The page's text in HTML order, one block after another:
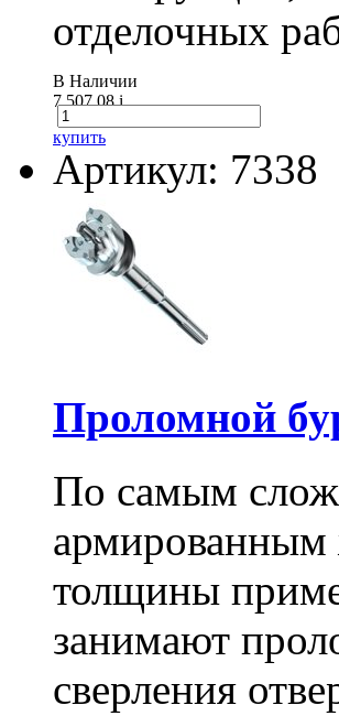
отделочных
В Наличии
7 507.08i
купить
Артикул: 7338
Проломной
По самым
армированным
толщины
занимают
сверления